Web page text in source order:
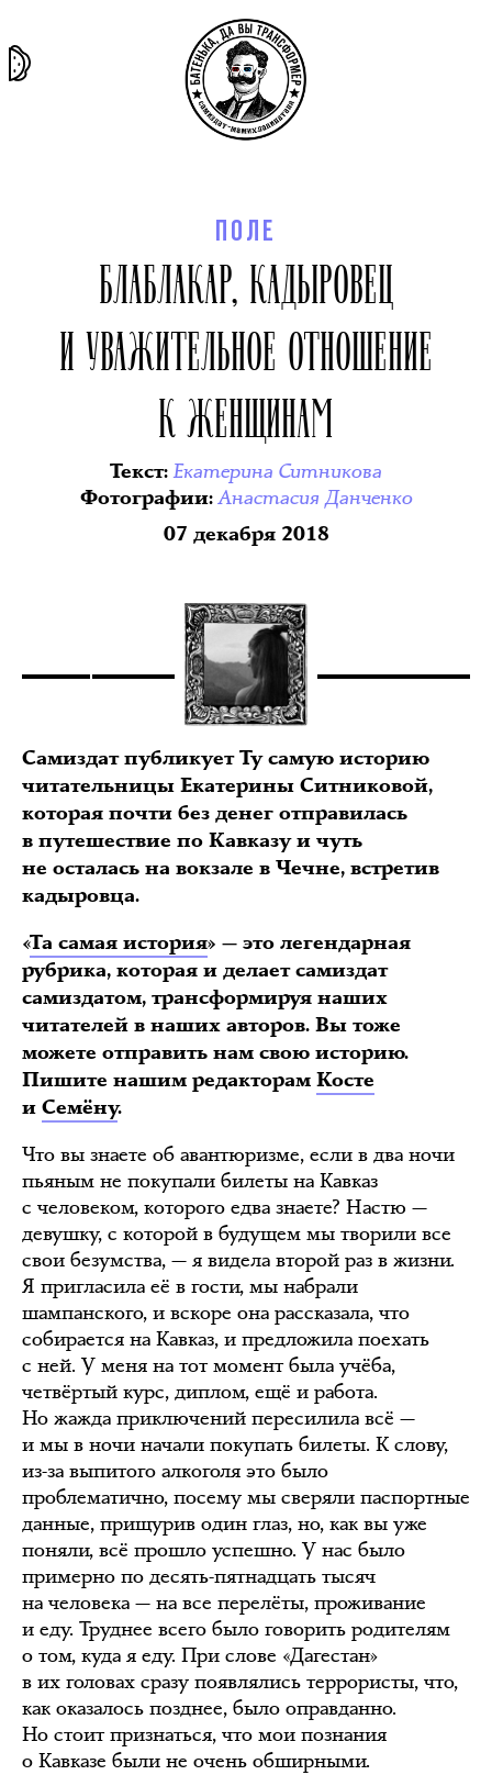
ПОЛЕ
БЛАБЛАКАР, КАДЫРОВЕЦ
И УВАЖИТЕЛЬНОЕ ОТНОШЕНИЕ
К ЖЕНЩИНАМ
Текст:Екатерина Ситникова
Фотографии:Анастасия Данченко
07 декабря 2018
Самиздат публикует Ту самую историю
читательницы Екатерины Ситниковой,
которая почти без денег отправилась
в путешествие по Кавказу и чуть
не осталась на вокзале в Чечне, встретив
кадыровца.
«Та самая история» — это легендарная
рубрика, которая и делает самиздат
самиздатом, трансформируя наших
читателей в наших авторов. Вы тоже
можете отправить нам свою историю.
Пишите нашим редакторам Косте
и Семёну.
Что вы знаете об авантюризме, если в два ночи
пьяным не покупали билеты на Кавказ
с человеком, которого едва знаете? Настю —
девушку, с которой в будущем мы творили все
свои безумства, — я видела второй раз в жизни.
Я пригласила её в гости, мы набрали
шампанского, и вскоре она рассказала, что
собирается на Кавказ, и предложила поехать
с ней. У меня на тот момент была учёба,
четвёртый курс, диплом, ещё и работа.
Но жажда приключений пересилила всё —
и мы в ночи начали покупать билеты. К слову,
из-за выпитого алкоголя это было
проблематично, посему мы сверяли паспортные
данные, прищурив один глаз, но, как вы уже
поняли, всё прошло успешно. У нас было
примерно по десять-пятнадцать тысяч
на человека — на все перелёты, проживание
и еду. Труднее всего было говорить родителям
о том, куда я еду. При слове «Дагестан»
в их головах сразу появлялись террористы, что,
как оказалось позднее, было оправданно.
Но стоит признаться, что мои познания
о Кавказе были не очень обширными.